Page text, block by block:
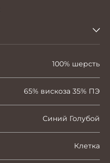
100% шерсть
65% вискоза 35% ПЭ
Синий Голубой
Клетка